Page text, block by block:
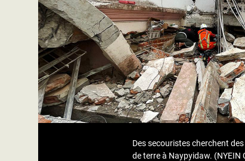
Conflits et Catastrophes
Inégalités Extrêmes et
Services Essentiels
Inequality and Rights in a
Digital Age
Gender, Rights, and Justice
#MonClimatMonAvenir
Mettons Fin à la Souffrance qui se
Derrière notre Alimentation
Les Violences Faites aux Femmes et
Filles, Ça Suffit !
Des secouristes cherchent
de terre à Naypyidaw.